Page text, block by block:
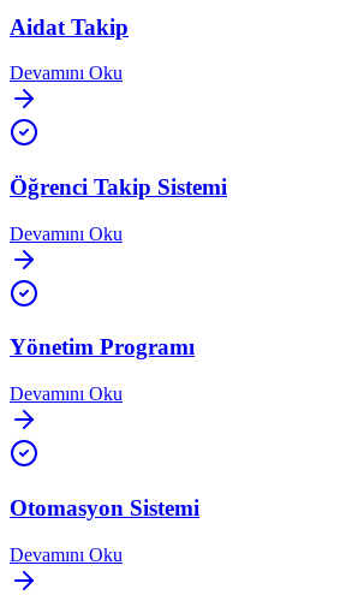
Aidat Takip
Devamını Oku
Öğrenci Takip Sistemi
Devamını Oku
Yönetim Programı
Devamını Oku
Otomasyon Sistemi
Devamını Oku